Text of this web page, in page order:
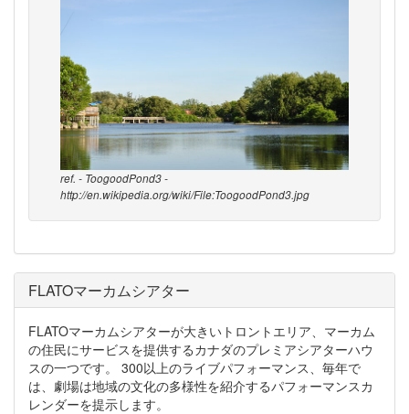
ref. - ToogoodPond3 -
http://en.wikipedia.org/wiki/File:ToogoodPond3.jpg
FLATOマーカムシアター
FLATOマーカムシアターが大きいトロントエリア、マーカム
の住民にサービスを提供するカナダのプレミアシアターハウ
スの一つです。 300以上のライブパフォーマンス、毎年で
は、劇場は地域の文化の多様性を紹介するパフォーマンスカ
レンダーを提示します。